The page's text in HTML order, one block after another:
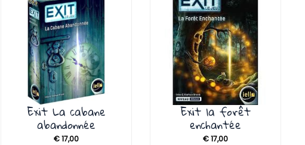
Exit La cabane
abandonnée
€17,00
Exit la forêt
enchantée
€17,00